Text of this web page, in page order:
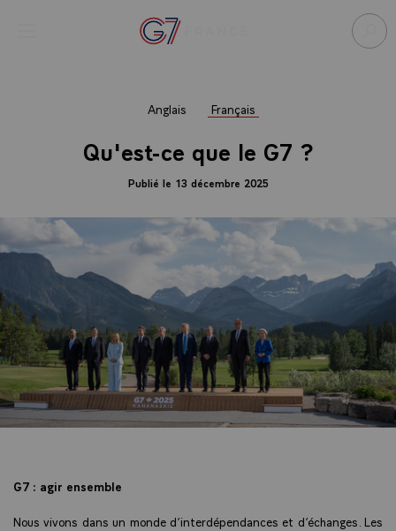
Anglais Français
Qu'est-ce que le G7 ?
Publié le 13 décembre 2025
G7 : agir ensemble
Nous vivons dans un monde d’interdépendances et d’échanges. Les